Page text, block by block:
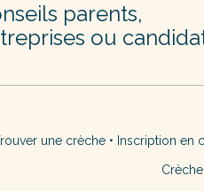
parents,
ou
une crèche • Inscription en